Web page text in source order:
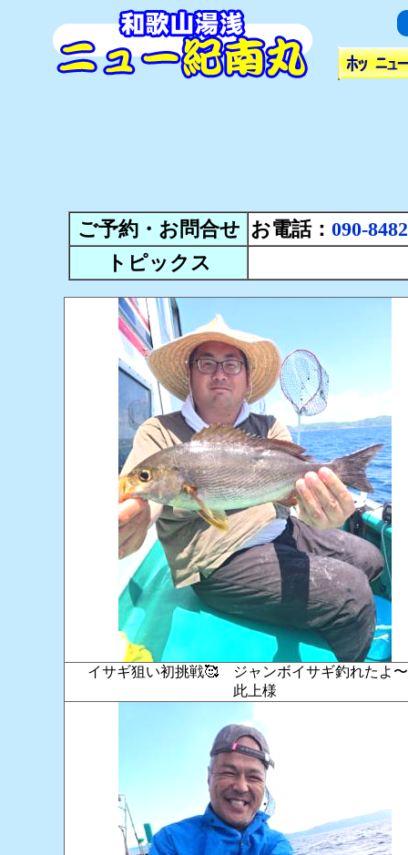
ご予約・お問合せ お電話： 090-
トピックス
イサギ狙い初挑戦🥰 ジャンボイサギ釣れた
此上様